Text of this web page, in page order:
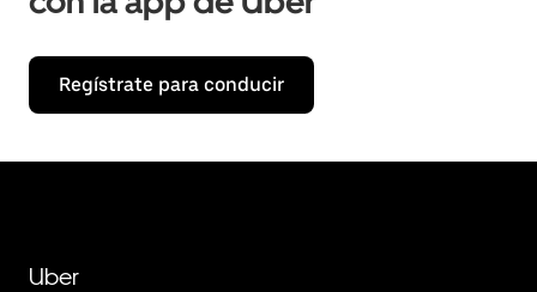
Regístrate para conducir
Uber